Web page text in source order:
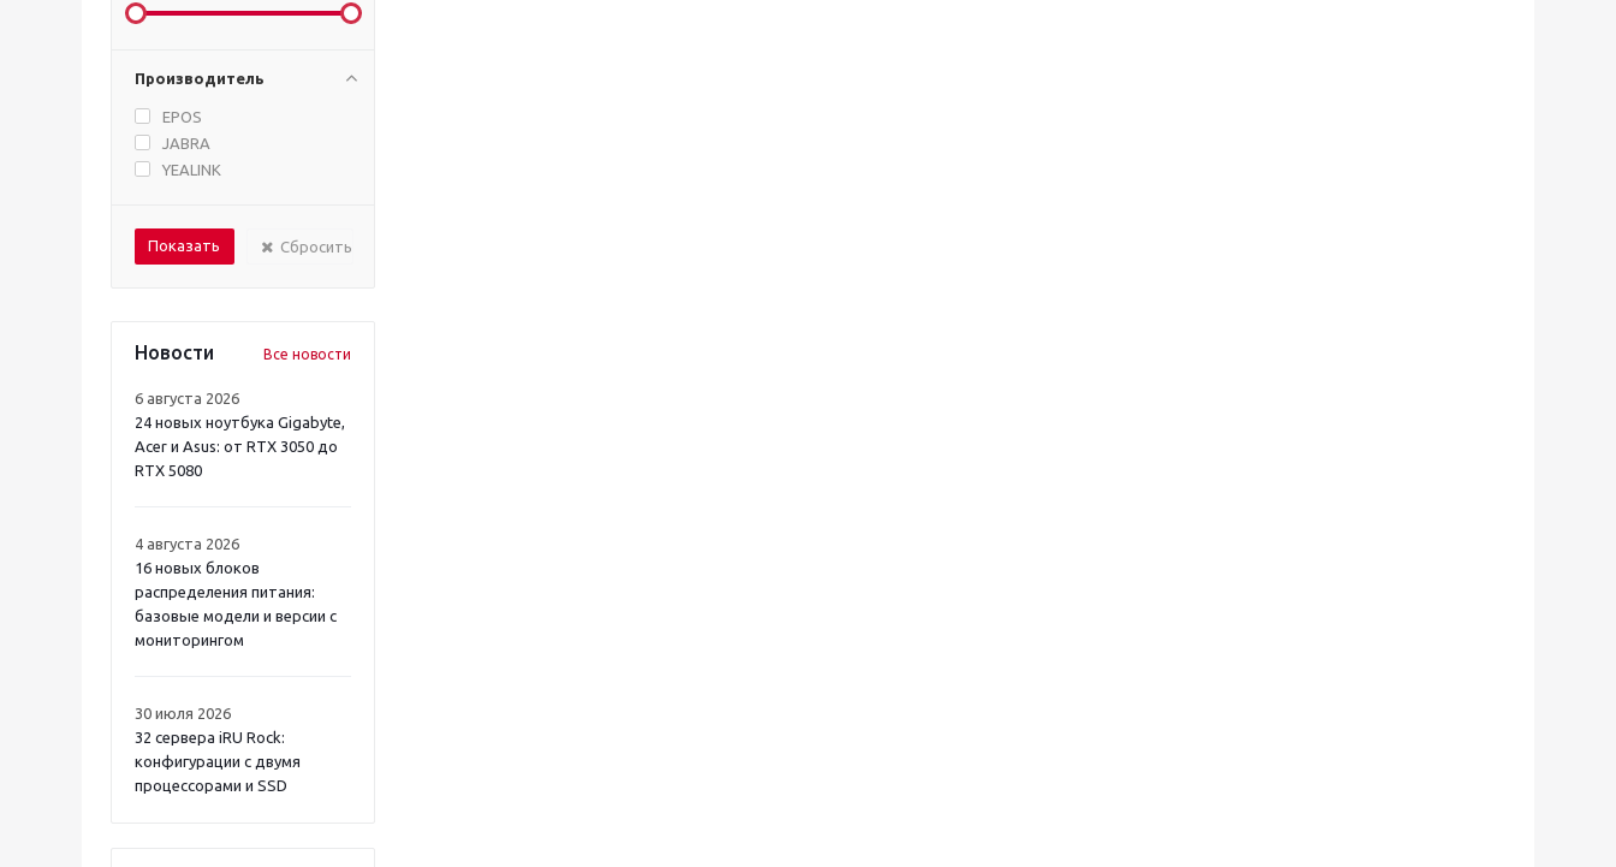
Производитель
EPOS
JABRA
YEALINK
Сбросить
Новости Все новости
6 августа 2026
24 новых ноутбука Gigabyte,
Acer и Asus: от RTX 3050 до
RTX 5080
4 августа 2026
16 новых блоков
распределения питания:
базовые модели и версии с
мониторингом
30 июля 2026
32 сервера iRU Rock:
конфигурации с двумя
процессорами и SSD